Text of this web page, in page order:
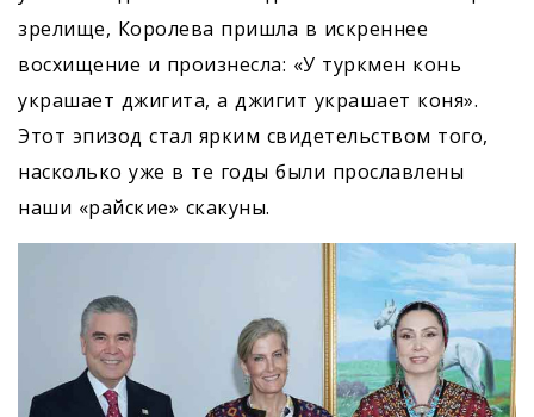
зрелище, Королева пришла в искреннее
восхищение и произнесла: «У туркмен конь
украшает джигита, а джигит украшает коня».
Этот эпизод стал ярким свидетельством того,
насколько уже в те годы были прославлены
наши «райские» скакуны.